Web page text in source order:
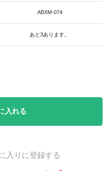
ABXM-074
あと3あります。
入れる
入りに登録する